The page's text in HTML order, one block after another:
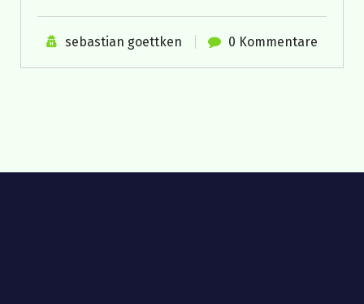
sebastian goettken 0 Kommentare